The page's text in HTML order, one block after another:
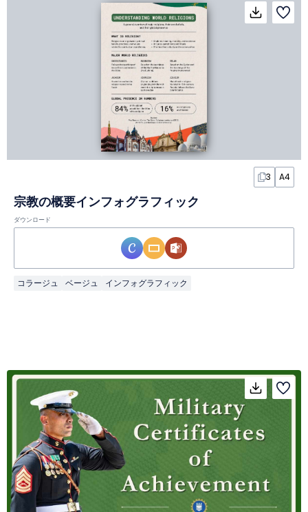
3 A4
宗教の概要インフォグラフィック
ダウンロード
コラージュ ベージュ インフォグラフィック